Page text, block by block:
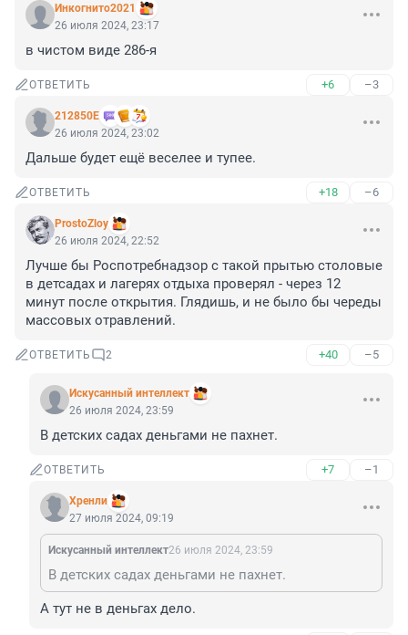
Инкогнито2021
26 июля 2024, 23:17
в чистом виде 286-я
ОТВЕТИТЬ +6 –3
212850Е
26 июля 2024, 23:02
Дальше будет ещё веселее и тупее.
ОТВЕТИТЬ +18 –6
ProstoZloy
26 июля 2024, 22:52
Лучше бы Роспотребнадзор с такой прытью столовые
в детсадах и лагерях отдыха проверял - через 12
минут после открытия. Глядишь, и не было бы череды
массовых отравлений.
ОТВЕТИТЬ 2 +40 –5
Искусанный интеллект
26 июля 2024, 23:59
В детских садах деньгами не пахнет.
ОТВЕТИТЬ +7 –1
Хренли
27 июля 2024, 09:19
Искусанный интеллект26 июля 2024, 23:59
В детских садах деньгами не пахнет.
А тут не в деньгах дело.